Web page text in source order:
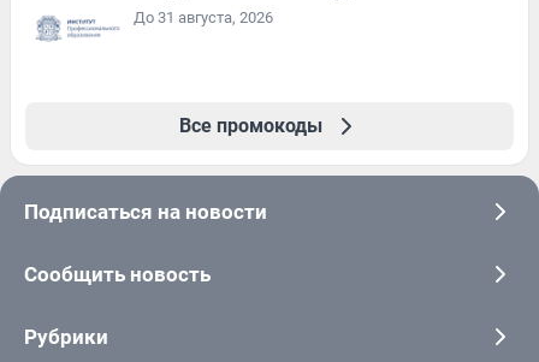
До 31 августа, 2026
Все промокоды
Подписаться на новости
Сообщить новость
Рубрики